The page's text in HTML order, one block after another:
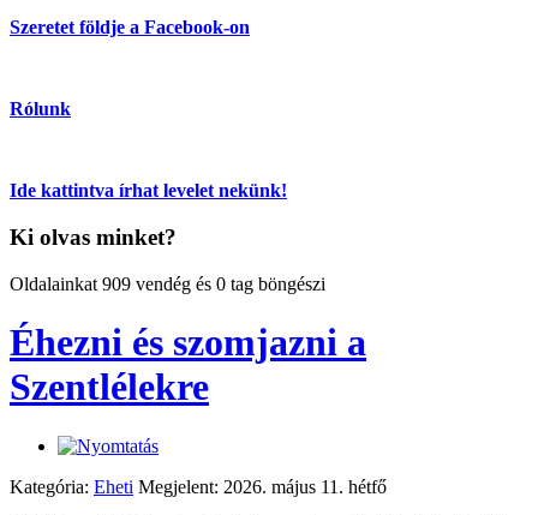
Szeretet földje a Facebook-on
Rólunk
Ide kattintva írhat levelet nekünk!
Ki olvas minket?
Oldalainkat 909 vendég és 0 tag böngészi
Éhezni és szomjazni a
Szentlélekre
Kategória: Eheti Megjelent: 2026. május 11. hétfő